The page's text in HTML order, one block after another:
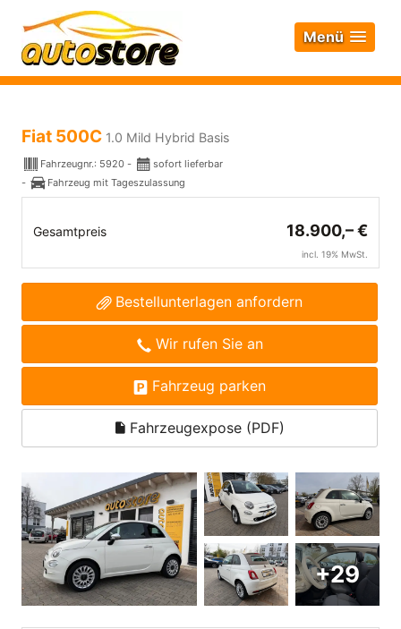
Menü
Fiat 500C 1.0 Mild Hybrid Basis
Fahrzeugnr.: 5920
sofort lieferbar
Fahrzeug mit Tageszulassung
Gesamtpreis 18.900,– €
incl. 19% MwSt.
Bestellunterlagen anfordern
Wir rufen Sie an
Fahrzeug parken
Fahrzeugexpose (PDF)
+29